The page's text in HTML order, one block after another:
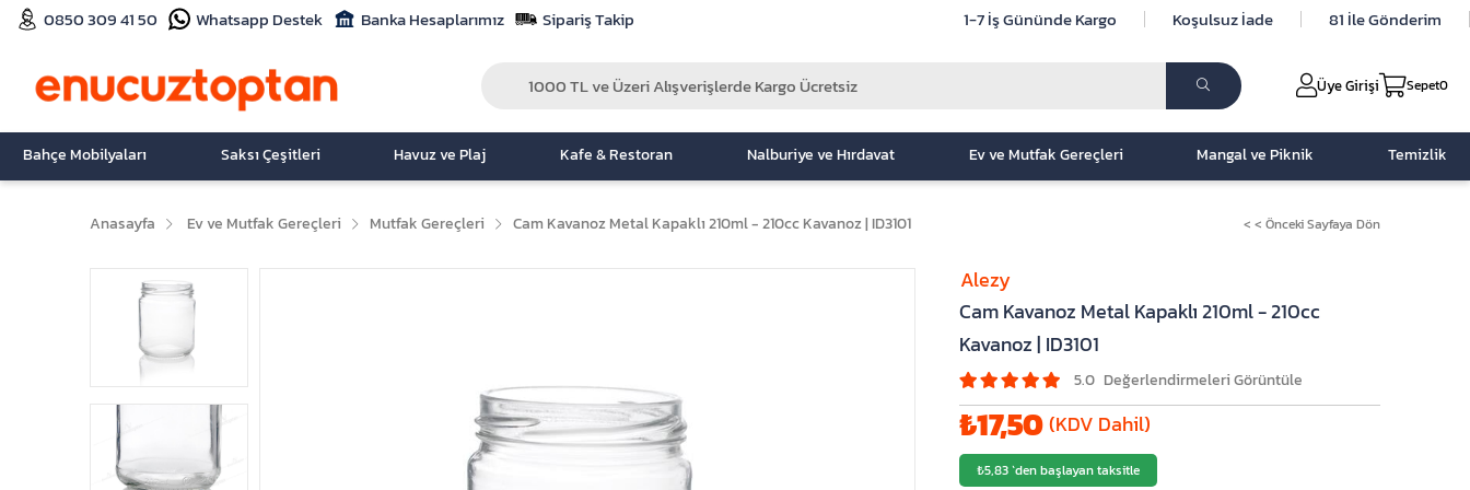
0850 309 41 50 Whatsapp Destek Banka Hesaplarımız Sipariş Takip 1-7 İş Gününde Kargo Koşulsuz İade 81 İle Gönderim
Üye Girişi Sepet0
Bahçe Mobilyaları Saksı Çeşitleri Havuz ve Plaj Kafe & Restoran Nalburiye ve Hırdavat Ev ve Mutfak Gereçleri Mangal ve Piknik Temizlik
Anasayfa Ev ve Mutfak Gereçleri Mutfak Gereçleri Cam Kavanoz Metal Kapaklı 210ml - 210cc Kavanoz | ID3101 < < Önceki Sayfaya Dön
Cam Kavanoz Metal Kapaklı 210ml - 210cc
Kavanoz | ID3101
5.0
₺17,50(KDV Dahil)
₺5,83`den başlayan taksitle
Alezy